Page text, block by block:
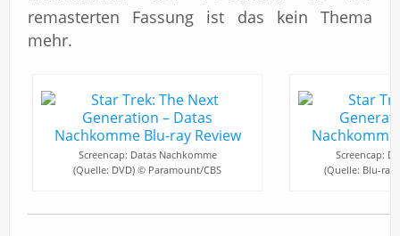
remasterten Fassung ist das kein Thema
mehr.
Screencap: Datas Nachkomme
(Quelle: DVD) © Paramount/CBS
Screencap:
(Quelle: Blu-